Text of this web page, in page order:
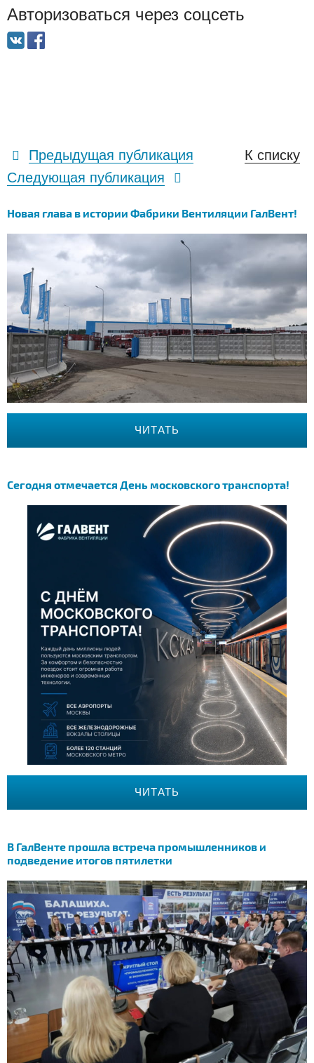
Авторизоваться через соцсеть
Предыдущая публикация
К списку
Следующая публикация
Новая глава в истории Фабрики Вентиляции ГалВент!
ЧИТАТЬ
Сегодня отмечается День московского транспорта!
ЧИТАТЬ
В ГалВенте прошла встреча промышленников и
подведение итогов пятилетки